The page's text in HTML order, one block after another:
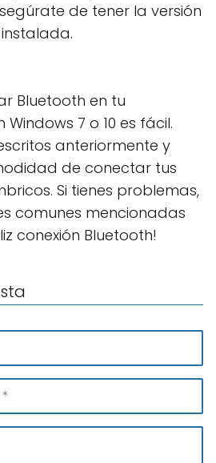
de tener la versión
Bluetooth en tu
7 o 10 es fácil.
anteriormente y
de conectar tus
Si tienes problemas,
comunes mencionadas
conexión Bluetooth!